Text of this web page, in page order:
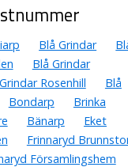
Blå Grindar
Blå Grindar
Rosenhill
Blå
Bondarp
Brinka
Bänarp
Eket
Frinnaryd
Församlingshem